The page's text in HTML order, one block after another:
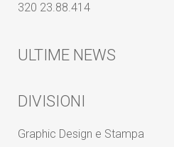
320 23.88.414
ULTIME NEWS
DIVISIONI
Graphic Design e Stampa